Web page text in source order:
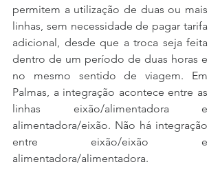
permitem a utilização de duas ou mais
linhas, sem necessidade de pagar tarifa
adicional, desde que a troca seja feita
dentro de um período de duas horas e
no mesmo sentido de viagem. Em
Palmas, a integração acontece entre as
linhas eixão/alimentadora e
alimentadora/eixão. Não há integração
entre eixão/eixão e
alimentadora/alimentadora.